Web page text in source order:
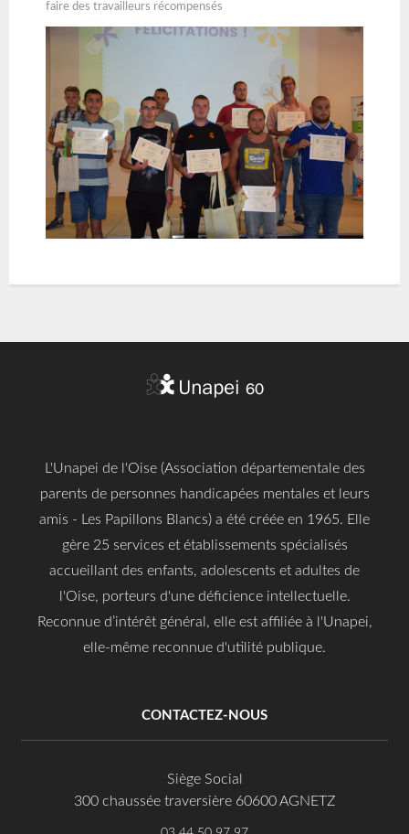
faire des travailleurs récompensés
L'Unapei de l'Oise (Association départementale des
parents de personnes handicapées mentales et leurs
amis - Les Papillons Blancs) a été créée en 1965. Elle
gère 25 services et établissements spécialisés
accueillant des enfants, adolescents et adultes de
l'Oise, porteurs d'une déficience intellectuelle.
Reconnue d’intérêt général, elle est affiliée à l'Unapei,
elle-même reconnue d'utilité publique.
CONTACTEZ-NOUS
Siège Social
300 chaussée traversière 60600 AGNETZ